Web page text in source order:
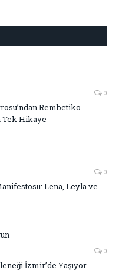
0
Rembetiko
Tek Hikaye
0
Lena, Leyla ve
0
İzmir’de Yaşıyor